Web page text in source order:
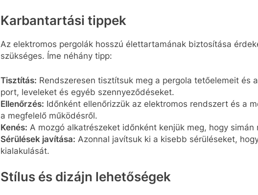
Karbantartási tippek
Az elektromos pergolák hosszú élettartamának biztosítása
szükséges. Íme néhány tipp:
Tisztítás: Rendszeresen tisztítsuk meg a pergola tetőelemeit és
port, leveleket és egyéb szennyeződéseket.
Ellenőrzés: Időnként ellenőrizzük az elektromos rendszert és a
a megfelelő működésről.
Kenés: A mozgó alkatrészeket időnként kenjük meg, hogy
Sérülések javítása: Azonnal javítsuk ki a kisebb sérüléseket,
kialakulását.
Stílus és dizájn lehetőségek